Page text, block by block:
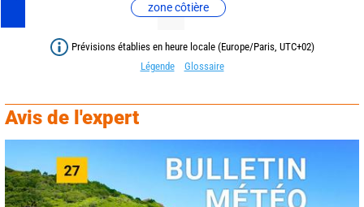
zone côtière
Prévisions établies en heure locale (Europe/Paris, UTC+02)
Légende
Glossaire
Avis de l'expert